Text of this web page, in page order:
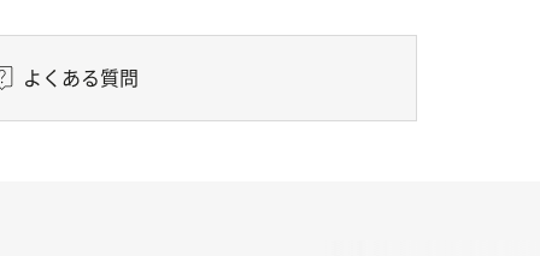
よくある質問